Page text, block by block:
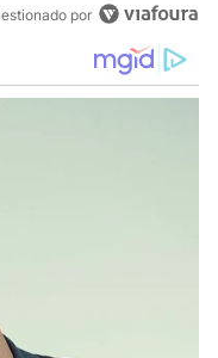
por